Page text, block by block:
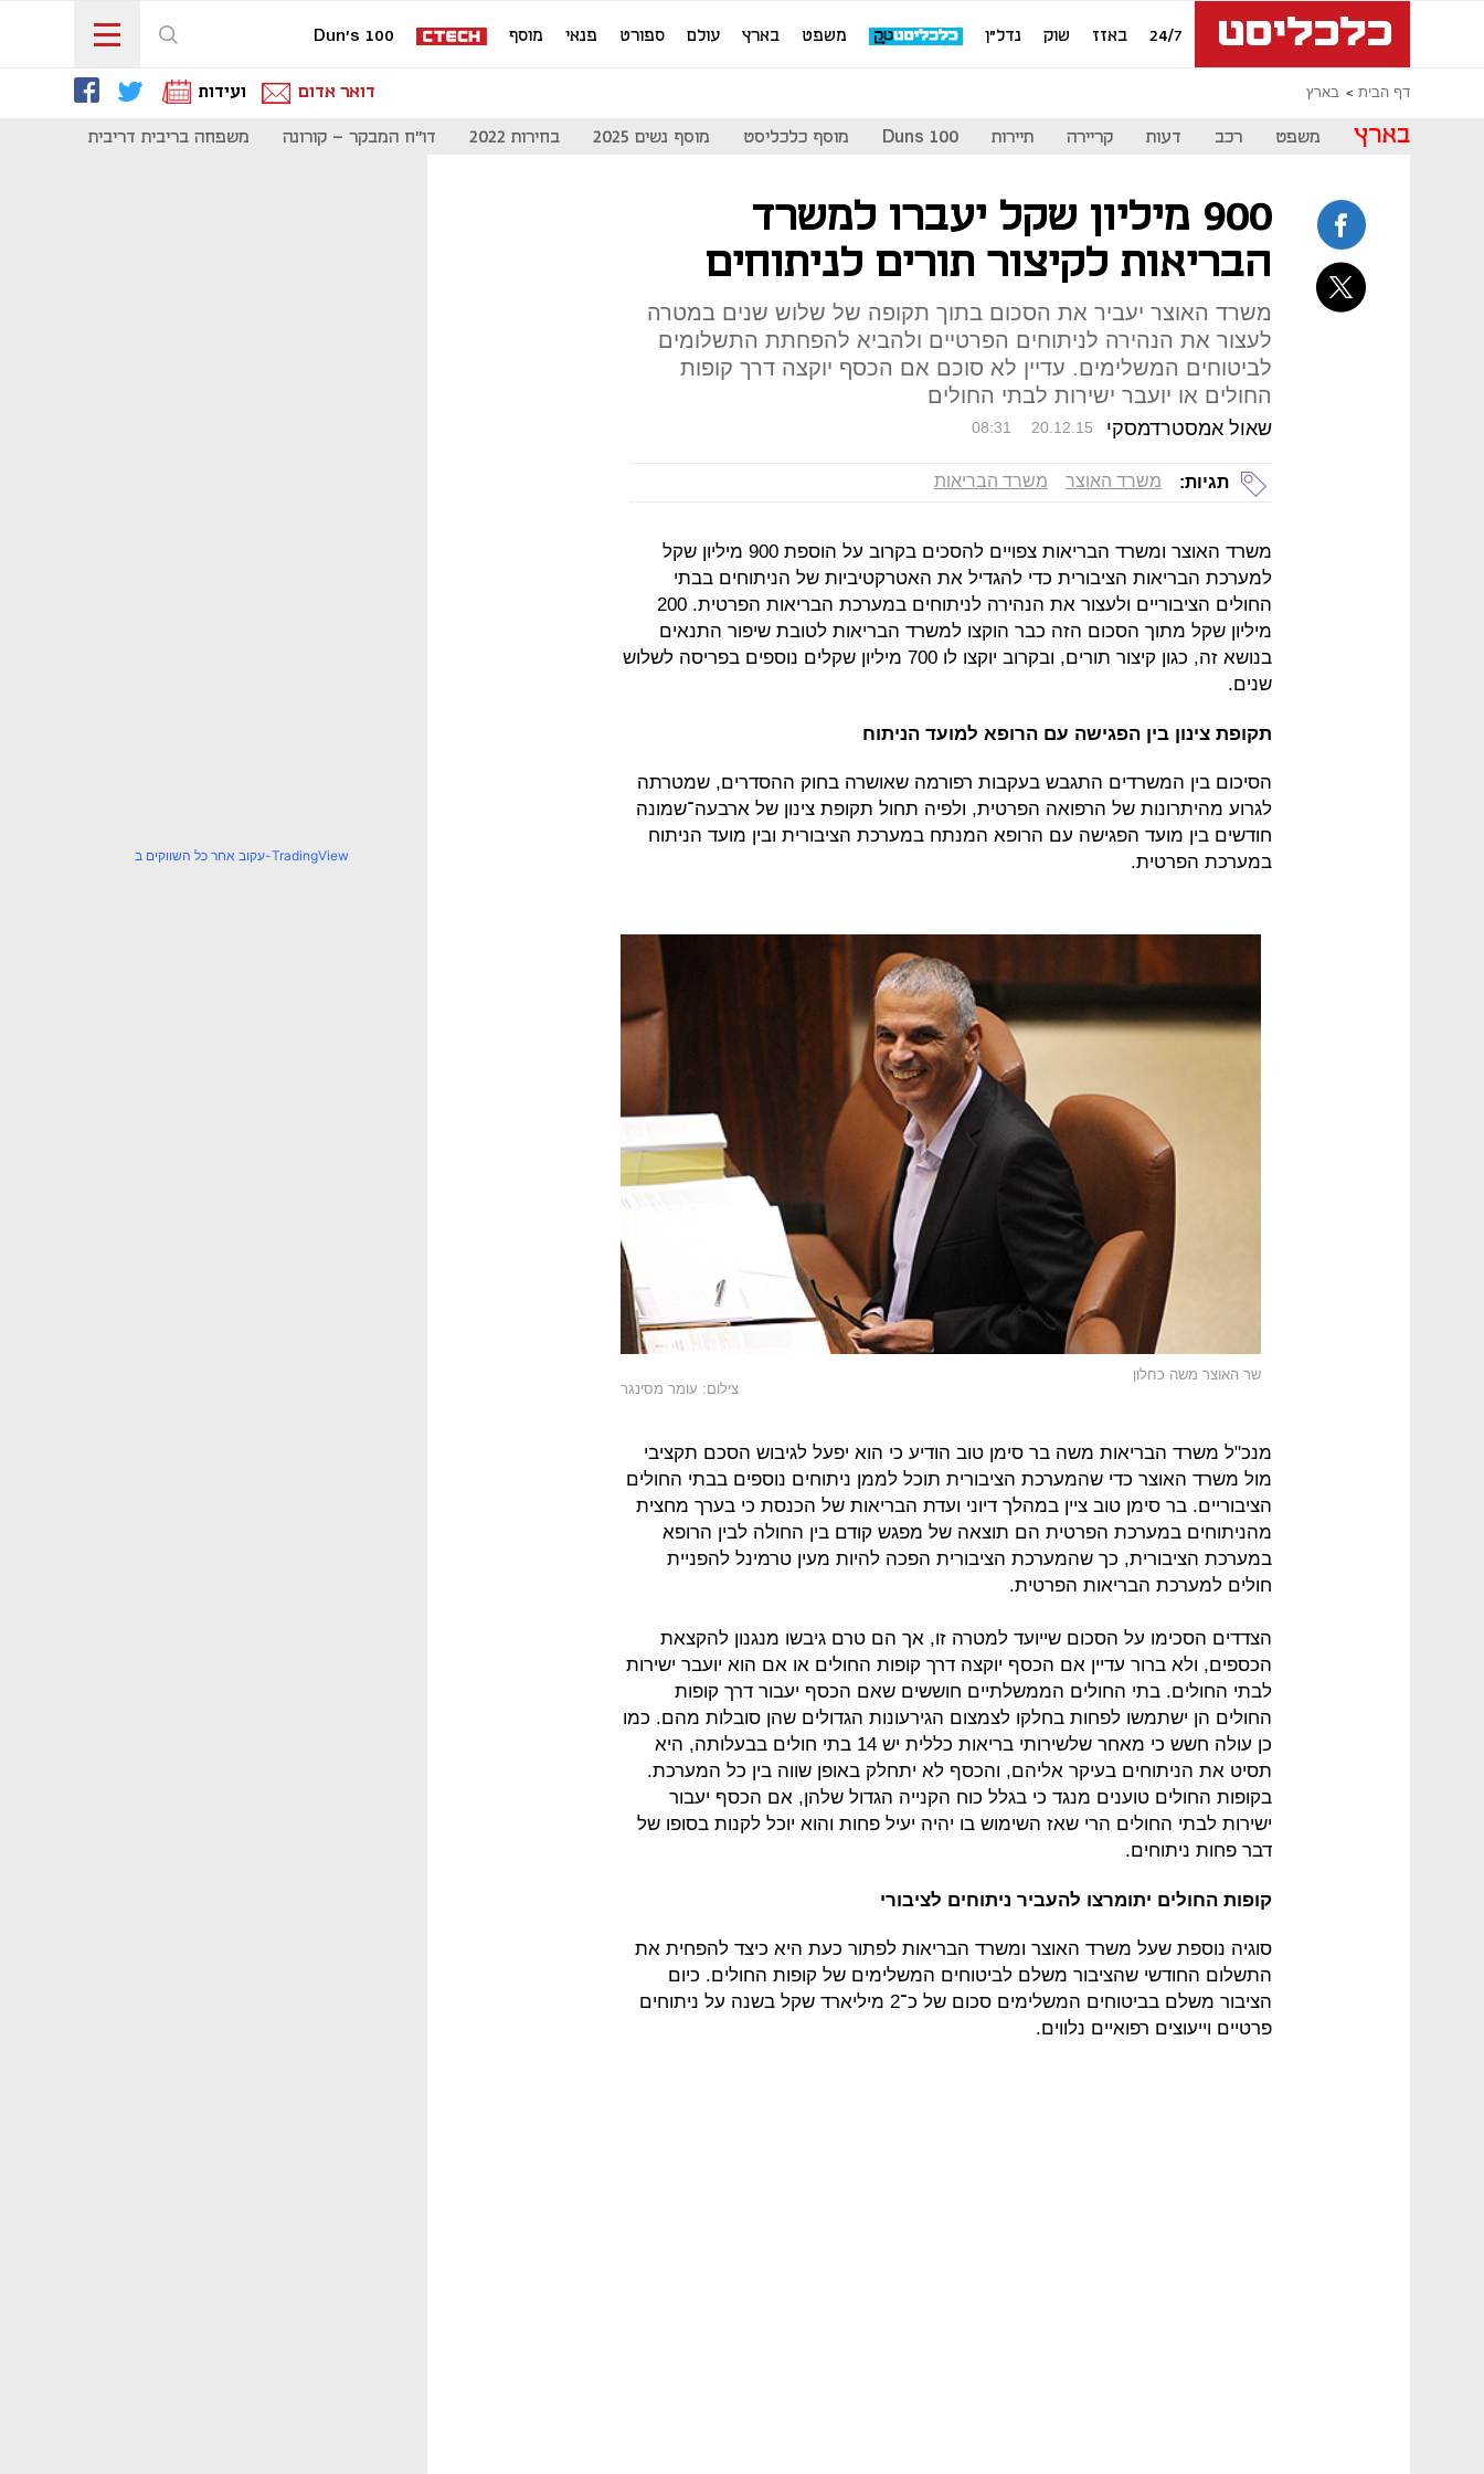
24/7 באזז שוק נדל"ן משפט בארץ עולם ספורט פנאי מוסף Dun's 100
דף הבית בארץ דואר אדום ועידות
בארץ משפט רכב דעות קריירה תיירות Duns 100 מוסף כלכליסט מוסף נשים 2025 בחירות 2022 דו"ח המבקר - קורונה משפחה בריבית דריבית
900 מיליון שקל יעברו למשרד
הבריאות לקיצור תורים לניתוחים
משרד האוצר יעביר את הסכום בתוך תקופה של שלוש שנים במטרה
לעצור את הנהירה לניתוחים הפרטיים ולהביא להפחתת התשלומים
לביטוחים המשלימים. עדיין לא סוכם אם הכסף יוקצה דרך קופות
החולים או יועבר ישירות לבתי החולים
שאול אמסטרדמסקי 08:31 20.12.15
תגיות: משרד האוצר משרד הבריאות
משרד האוצר ומשרד הבריאות צפויים להסכים בקרוב על הוספת 900 מיליון שקל
למערכת הבריאות הציבורית כדי להגדיל את האטרקטיביות של הניתוחים בבתי
החולים הציבוריים ולעצור את הנהירה לניתוחים במערכת הבריאות הפרטית. 200
מיליון שקל מתוך הסכום הזה כבר הוקצו למשרד הבריאות לטובת שיפור התנאים
בנושא זה, כגון קיצור תורים, ובקרוב יוקצו לו 700 מיליון שקלים נוספים בפריסה לשלוש
שנים.
תקופת צינון בין הפגישה עם הרופא למועד הניתוח
הסיכום בין המשרדים התגבש בעקבות רפורמה שאושרה בחוק ההסדרים, שמטרתה
לגרוע מהיתרונות של הרפואה הפרטית, ולפיה תחול תקופת צינון של ארבעה־שמונה
חודשים בין מועד הפגישה עם הרופא המנתח במערכת הציבורית ובין מועד הניתוח
במערכת הפרטית.
שר האוצר משה כחלון
צילום: עומר מסינגר
מנכ"ל משרד הבריאות משה בר סימן טוב הודיע כי הוא יפעל לגיבוש הסכם תקציבי
מול משרד האוצר כדי שהמערכת הציבורית תוכל לממן ניתוחים נוספים בבתי החולים
הציבוריים. בר סימן טוב ציין במהלך דיוני ועדת הבריאות של הכנסת כי בערך מחצית
מהניתוחים במערכת הפרטית הם תוצאה של מפגש קודם בין החולה לבין הרופא
במערכת הציבורית, כך שהמערכת הציבורית הפכה להיות מעין טרמינל להפניית
חולים למערכת הבריאות הפרטית.
הצדדים הסכימו על הסכום שייועד למטרה זו, אך הם טרם גיבשו מנגנון להקצאת
הכספים, ולא ברור עדיין אם הכסף יוקצה דרך קופות החולים או אם הוא יועבר ישירות
לבתי החולים. בתי החולים הממשלתיים חוששים שאם הכסף יעבור דרך קופות
החולים הן ישתמשו לפחות בחלקו לצמצום הגירעונות הגדולים שהן סובלות מהם. כמו
כן עולה חשש כי מאחר שלשירותי בריאות כללית יש 14 בתי חולים בבעלותה, היא
תסיט את הניתוחים בעיקר אליהם, והכסף לא יתחלק באופן שווה בין כל המערכת.
בקופות החולים טוענים מנגד כי בגלל כוח הקנייה הגדול שלהן, אם הכסף יעבור
ישירות לבתי החולים הרי שאז השימוש בו יהיה יעיל פחות והוא יוכל לקנות בסופו של
דבר פחות ניתוחים.
קופות החולים יתומרצו להעביר ניתוחים לציבורי
סוגיה נוספת שעל משרד האוצר ומשרד הבריאות לפתור כעת היא כיצד להפחית את
התשלום החודשי שהציבור משלם לביטוחים המשלימים של קופות החולים. כיום
הציבור משלם בביטוחים המשלימים סכום של כ־2 מיליארד שקל בשנה על ניתוחים
פרטיים וייעוצים רפואיים נלווים.
עקוב אחר כל השווקים ב-TradingView